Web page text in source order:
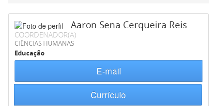
Aaron Sena Cerqueira Reis
COORDENADOR(A)
CIÊNCIAS HUMANAS
Educação
E-mail
Currículo